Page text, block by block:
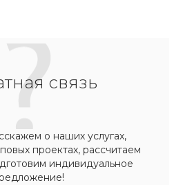
связь
о наших услугах,
проектах, рассчитаем
индивидуальное